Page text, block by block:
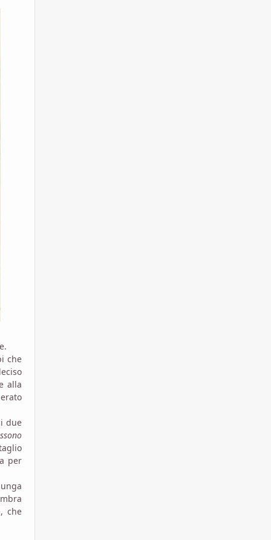
che
alla
due
per
che